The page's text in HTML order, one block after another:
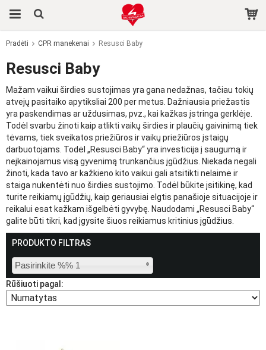
Pradėti CPR manekenai Resusci Baby
Resusci Baby
Mažam vaikui širdies sustojimas yra gana nedažnas, tačiau tokių
atvejų pasitaiko apytiksliai 200 per metus. Dažniausia priežastis
yra paskendimas ar uždusimas, pvz., kai kažkas įstringa gerklėje.
Todėl svarbu žinoti kaip atlikti vaikų širdies ir plaučių gaivinimą tiek
tėvams, tiek sveikatos priežiūros ir vaikų priežiūros įstaigų
darbuotojams. Todėl „Resusci Baby“ yra investicija į saugumą ir
neįkainojamus visą gyvenimą trunkančius įgūdžius. Niekada negali
žinoti, kada tavo ar kažkieno kito vaikui gali atsitikti nelaimė ir
staiga nukentėti nuo širdies sustojimo. Todėl būkite įsitikinę, kad
turite reikiamų įgūdžių, kaip geriausiai elgtis panašioje situacijoje ir
reikalui esat kažkam išgelbėti gyvybę. Naudodami „Resusci Baby“
galite būti tikri, kad įgysite šiuos reikiamus kritinius įgūdžius.
PRODUKTO FILTRAS
Pasirinkite %% 1
Rūšiuoti pagal: